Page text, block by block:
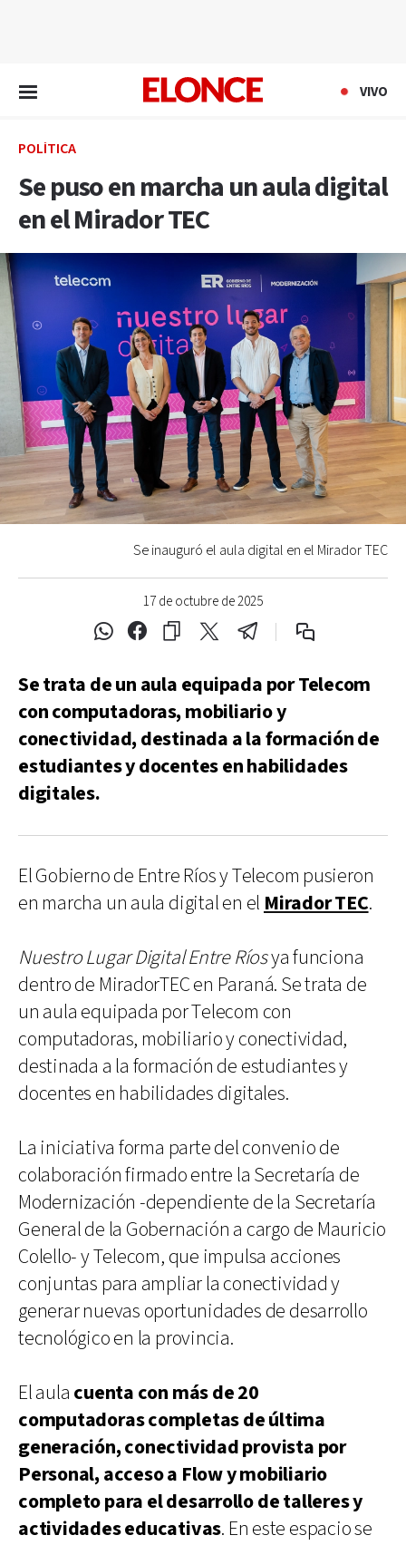
VIVO
POLÍTICA
Se puso en marcha un aula digital
en el Mirador TEC
17 de octubre de 2025
Se inauguró el aula digital en el Mirador TEC
Se trata de un aula equipada por Telecom
con computadoras, mobiliario y
conectividad, destinada a la formación de
estudiantes y docentes en habilidades
digitales.
El Gobierno de Entre Ríos y Telecom pusieron
en marcha un aula digital en el Mirador TEC.
Nuestro Lugar Digital Entre Ríosya funciona
dentro de MiradorTEC en Paraná. Se trata de
un aula equipada por Telecom con
computadoras, mobiliario y conectividad,
destinada a la formación de estudiantes y
docentes en habilidades digitales.
La iniciativa forma parte del convenio de
colaboración firmado entre la Secretaría de
Modernización -dependiente de la Secretaría
General de la Gobernación a cargo de Mauricio
Colello- y Telecom, que impulsa acciones
conjuntas para ampliar la conectividad y
generar nuevas oportunidades de desarrollo
tecnológico en la provincia.
El aula cuenta con más de 20
computadoras completas de última
generación, conectividad provista por
Personal, acceso a Flow y mobiliario
completo para el desarrollo de talleres y
actividades educativas. En este espacio se